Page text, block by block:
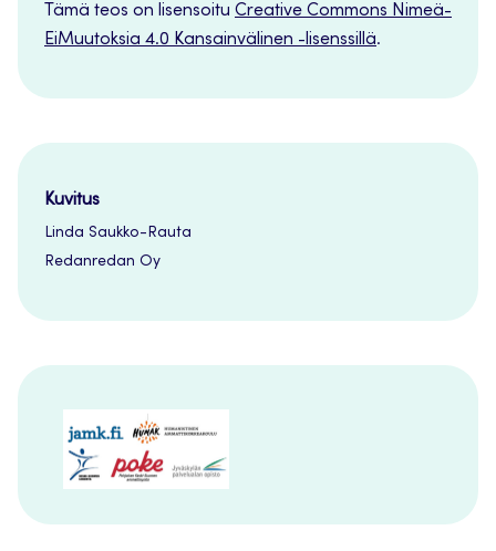
Tämä teos on lisensoitu Creative Commons Nimeä-
EiMuutoksia 4.0 Kansainvälinen -lisenssillä.
Kuvitus
Linda Saukko-Rauta
Redanredan Oy